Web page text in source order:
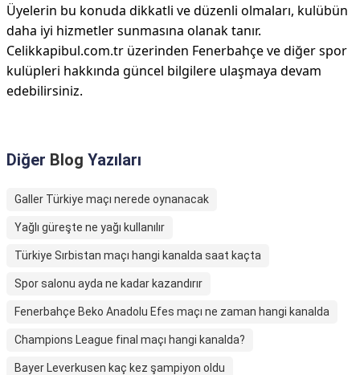
Üyelerin bu konuda dikkatli ve düzenli olmaları, kulübün
daha iyi hizmetler sunmasına olanak tanır.
Celikkapibul.com.tr üzerinden Fenerbahçe ve diğer spor
kulüpleri hakkında güncel bilgilere ulaşmaya devam
edebilirsiniz.
Diğer Blog Yazıları
Galler Türkiye maçı nerede oynanacak
Yağlı güreşte ne yağı kullanılır
Türkiye Sırbistan maçı hangi kanalda saat kaçta
Spor salonu ayda ne kadar kazandırır
Fenerbahçe Beko Anadolu Efes maçı ne zaman hangi kanalda
Champions League final maçı hangi kanalda?
Bayer Leverkusen kaç kez şampiyon oldu